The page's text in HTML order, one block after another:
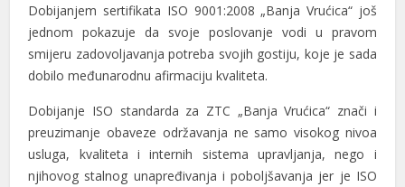
Dobijanjem sertifikata ISO 9001:2008 „Banja Vrućica“ još
jednom pokazuje da svoje poslovanje vodi u pravom
smijeru zadovoljavanja potreba svojih gostiju, koje je sada
dobilo međunarodnu afirmaciju kvaliteta.
Dobijanje ISO standarda za ZTC „Banja Vrućica“ znači i
preuzimanje obaveze održavanja ne samo visokog nivoa
usluga, kvaliteta i internih sistema upravljanja, nego i
njihovog stalnog unapređivanja i poboljšavanja jer je ISO